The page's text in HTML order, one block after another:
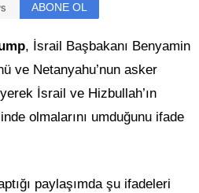
ABONE OL
, İsrail Başbakanı Benyamin
ve Netanyahu’nun asker
İsrail ve Hizbullah’ın
olmalarını umduğunu ifade
paylaşımda şu ifadeleri